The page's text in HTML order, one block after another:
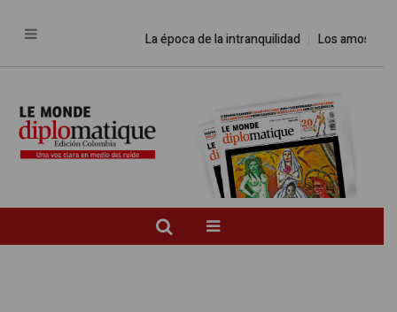
La época de la intranquilidad Los amos del